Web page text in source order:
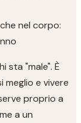
nel corpo:
sta "male". È
e vivere
proprio a
a un